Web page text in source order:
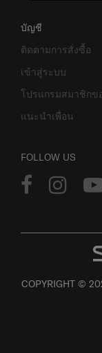
บัญชี
ติดตามการสั่งซื้อ
เข้าสู่ระบบ
โปรแกรมสมาชิกขอ
แนะนำเพื่อน
FOLLOW US
COPYRIGHT ©